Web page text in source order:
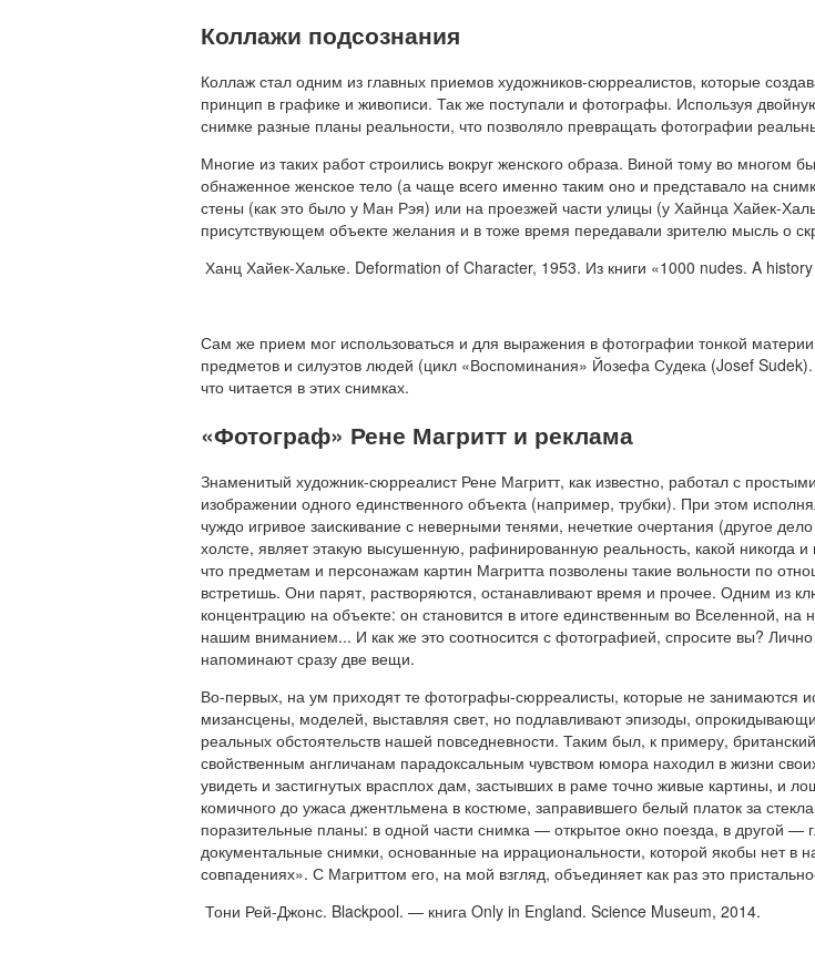
Коллажи подсознания
Коллаж стал одним из главных приемов художников-сюрреалистов, которые
принцип в графике и живописи. Так же поступали и фотографы. Используя
снимке разные планы реальности, что позволяло превращать фотографии
Многие из таких работ строились вокруг женского образа. Виной тому во многом
обнаженное женское тело (а чаще всего именно таким оно и представало на
стены (как это было у Ман Рэя) или на проезжей части улицы (у Хайнца Хайек-
присутствующем объекте желания и в тоже время передавали зрителю мысль о
Ханц Хайек-Хальке. Deformation of Character, 1953. Из книги «1000 nudes. A
Сам же прием мог использоваться и для выражения в фотографии тонкой
предметов и силуэтов людей (цикл «Воспоминания» Йозефа Судека (Josef Sudek).
что читается в этих снимках.
«Фотограф» Рене Магритт и реклама
Знаменитый художник-сюрреалист Рене Магритт, как известно, работал с
изображении одного единственного объекта (например, трубки). При этом
чуждо игривое заискивание с неверными тенями, нечеткие очертания (другое
холсте, являет этакую высушенную, рафинированную реальность, какой никогда
что предметам и персонажам картин Магритта позволены такие вольности по
встретишь. Они парят, растворяются, останавливают время и прочее. Одним из
концентрацию на объекте: он становится в итоге единственным во Вселенной,
нашим вниманием... И как же это соотносится с фотографией, спросите вы?
напоминают сразу две вещи.
Во-первых, на ум приходят те фотографы-сюрреалисты, которые не занимаются
мизансцены, моделей, выставляя свет, но подлавливают эпизоды,
реальных обстоятельств нашей повседневности. Таким был, к примеру,
свойственным англичанам парадоксальным чувством юмора находил в жизни
увидеть и застигнутых врасплох дам, застывших в раме точно живые картины, и
комичного до ужаса джентльмена в костюме, заправившего белый платок за
поразительные планы: в одной части снимка — открытое окно поезда, в другой —
документальные снимки, основанные на иррациональности, которой якобы нет в
совпадениях». С Магриттом его, на мой взгляд, объединяет как раз это
Тони Рей-Джонс. Blackpool. — книга Only in England. Science Museum, 2014.